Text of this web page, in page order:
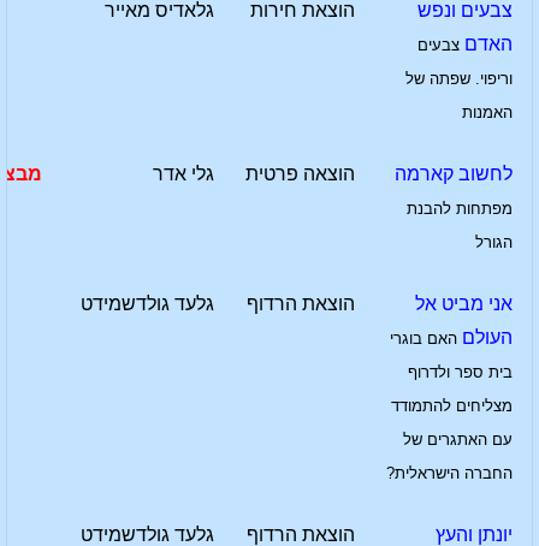
צבעים ונפש
האדם צבעים
וריפוי. שפתה של
האמנות
הוצאת חירות גלאדיס מאייר
לחשוב קארמה
מפתחות להבנת
הגורל
הוצאה פרטית גלי אדר
אני מביט אל
העולם האם בוגרי
בית ספר ולדרוף
מצליחים להתמודד
עם האתגרים של
החברה הישראלית?
הוצאת הרדוף גלעד גולדשמידט
יונתן והעץ הוצאת הרדוף גלעד גולדשמידט